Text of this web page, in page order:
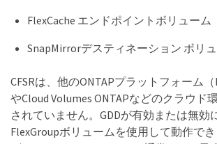
FlexCache エンドポイントボリューム
SnapMirrorデスティネーション ボリ
CFSRは、他のONTAPプラットフォーム（
やCloud Volumes ONTAPなどのクラウド
されていません。GDDが有効または無効
FlexGroupボリュームを使用して動作でき